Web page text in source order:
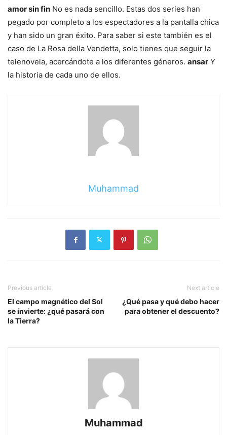
amor sin fin No es nada sencillo. Estas dos series han
pegado por completo a los espectadores a la pantalla chica
y han sido un gran éxito. Para saber si este también es el
caso de La Rosa della Vendetta, solo tienes que seguir la
telenovela, acercándote a los diferentes géneros. ansar Y
la historia de cada uno de ellos.
Muhammad
Previous article
El campo magnético del Sol
se invierte: ¿qué pasará con
la Tierra?
Next article
¿Qué pasa y qué debo hacer
para obtener el descuento?
Muhammad